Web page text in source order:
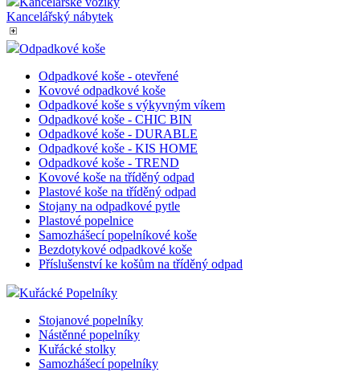
Kancelářský nábytek
Odpadkové koše
Odpadkové koše - otevřené
Kovové odpadkové koše
Odpadkové koše s výkyvným víkem
Odpadkové koše - CHIC BIN
Odpadkové koše - DURABLE
Odpadkové koše - KIS HOME
Odpadkové koše - TREND
Kovové koše na tříděný odpad
Plastové koše na tříděný odpad
Stojany na odpadkové pytle
Plastové popelnice
Samozhášecí popelníkové koše
Bezdotykové odpadkové koše
Příslušenství ke košům na tříděný odpad
Kuřácké Popelníky
Stojanové popelníky
Nástěnné popelníky
Kuřácké stolky
Samozhášecí popelníky